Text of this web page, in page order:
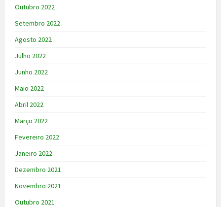
Outubro 2022
Setembro 2022
Agosto 2022
Julho 2022
Junho 2022
Maio 2022
Abril 2022
Março 2022
Fevereiro 2022
Janeiro 2022
Dezembro 2021
Novembro 2021
Outubro 2021